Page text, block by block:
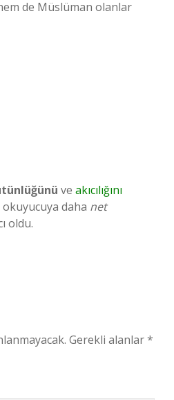
de Müslüman olanlar
ve akıcılığını
okuyucuya daha net
oldu.
Gerekli alanlar*